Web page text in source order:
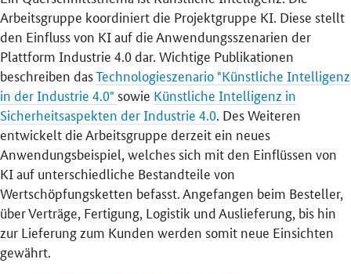
Arbeitsgruppe koordiniert die Projektgruppe KI. Diese stellt
den Einfluss von KI auf die Anwendungsszenarien der
Plattform Industrie 4.0 dar. Wichtige Publikationen
beschreiben dasTechnologieszenario "Künstliche Intelligenz
in der Industrie 4.0" sowie Künstliche Intelligenz in
Sicherheitsaspekten der Industrie 4.0. Des Weiteren
entwickelt die Arbeitsgruppe derzeit ein neues
Anwendungsbeispiel, welches sich mit den Einflüssen von
KI auf unterschiedliche Bestandteile von
Wertschöpfungsketten befasst. Angefangen beim Besteller,
über Verträge, Fertigung, Logistik und Auslieferung, bis hin
zur Lieferung zum Kunden werden somit neue Einsichten
gewährt.